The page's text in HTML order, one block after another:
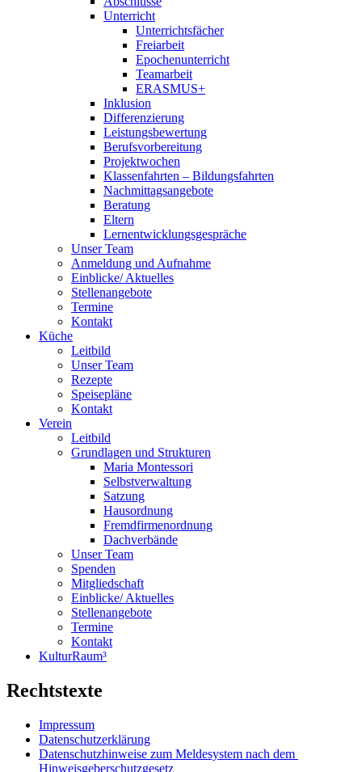
Unterricht
Unterrichtsfächer
Freiarbeit
Epochenunterricht
Teamarbeit
ERASMUS+
Inklusion
Differenzierung
Leistungsbewertung
Berufsvorbereitung
Projektwochen
Klassenfahrten – Bildungsfahrten
Nachmittagsangebote
Beratung
Eltern
Lernentwicklungsgespräche
Unser Team
Anmeldung und Aufnahme
Einblicke/ Aktuelles
Stellenangebote
Termine
Kontakt
Küche
Leitbild
Unser Team
Rezepte
Speisepläne
Kontakt
Verein
Leitbild
Grundlagen und Strukturen
Maria Montessori
Selbstverwaltung
Satzung
Hausordnung
Fremdfirmenordnung
Dachverbände
Unser Team
Spenden
Mitgliedschaft
Einblicke/ Aktuelles
Stellenangebote
Termine
Kontakt
KulturRaum³
Rechtstexte
Impressum
Datenschutzerklärung
Datenschutzhinweise zum Meldesystem nach dem
Hinweisgeberschutzgesetz